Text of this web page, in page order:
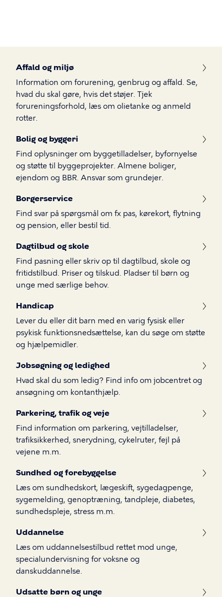
Borger
Affald og miljø
Information om forurening, genbrug og affald. Se,
hvad du skal gøre, hvis det støjer. Tjek
forureningsforhold, læs om olietanke og anmeld
rotter.
Bolig og byggeri
Find oplysninger om byggetilladelser, byfornyelse
og støtte til byggeprojekter. Almene boliger,
ejendom og BBR. Ansvar som grundejer.
Borgerservice
Find svar på spørgsmål om fx pas, kørekort, flytning
og pension, eller bestil tid.
Dagtilbud og skole
Find pasning eller skriv op til dagtilbud, skole og
fritidstilbud. Priser og tilskud. Pladser til børn og
unge med særlige behov.
Handicap
Lever du eller dit barn med en varig fysisk eller
psykisk funktionsnedsættelse, kan du søge om støtte
og hjælpemidler.
Jobsøgning og ledighed
Hvad skal du som ledig? Find info om jobcentret og
ansøgning om kontanthjælp.
Parkering, trafik og veje
Find information om parkering, vejtilladelser,
trafiksikkerhed, snerydning, cykelruter, fejl på
vejene m.m.
Sundhed og forebyggelse
Læs om sundhedskort, lægeskift, sygedagpenge,
sygemelding, genoptræning, tandpleje, diabetes,
sundhedspleje, stress m.m.
Uddannelse
Læs om uddannelsestilbud rettet mod unge,
specialundervisning for voksne og
danskuddannelse.
Udsatte børn og unge